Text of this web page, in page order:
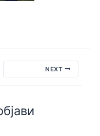
NEXT